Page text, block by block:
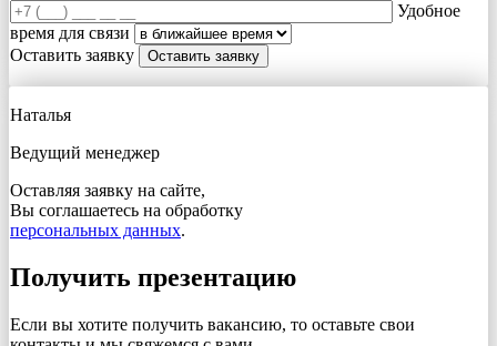
Удобное
время для связи
Оставить заявку
Наталья
Ведущий менеджер
Оставляя заявку на сайте,
Вы соглашаетесь на обработку
персональных данных.
Получить презентацию
Если вы хотите получить вакансию, то оставьте свои